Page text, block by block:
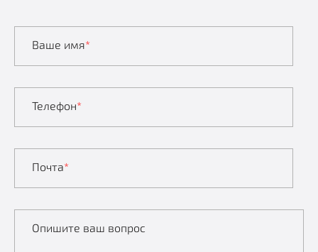
Ваше имя*
Телефон*
Почта*
Опишите ваш вопрос